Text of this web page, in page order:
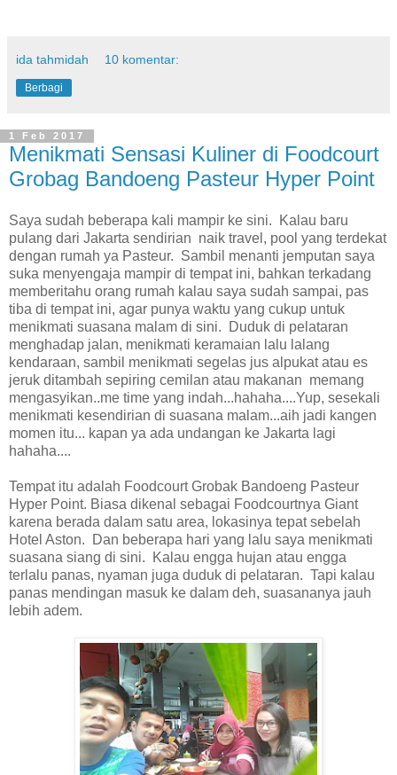
ida tahmidah 10 komentar:
Berbagi
1 Feb 2017
Menikmati Sensasi Kuliner di Foodcourt
Grobag Bandoeng Pasteur Hyper Point
Saya sudah beberapa kali mampir ke sini. Kalau baru
pulang dari Jakarta sendirian naik travel, pool yang terdekat
dengan rumah ya Pasteur. Sambil menanti jemputan saya
suka menyengaja mampir di tempat ini, bahkan terkadang
memberitahu orang rumah kalau saya sudah sampai, pas
tiba di tempat ini, agar punya waktu yang cukup untuk
menikmati suasana malam di sini. Duduk di pelataran
menghadap jalan, menikmati keramaian lalu lalang
kendaraan, sambil menikmati segelas jus alpukat atau es
jeruk ditambah sepiring cemilan atau makanan memang
mengasyikan..me time yang indah...hahaha....Yup, sesekali
menikmati kesendirian di suasana malam...aih jadi kangen
momen itu... kapan ya ada undangan ke Jakarta lagi
hahaha....
Tempat itu adalah Foodcourt Grobak Bandoeng Pasteur
Hyper Point. Biasa dikenal sebagai Foodcourtnya Giant
karena berada dalam satu area, lokasinya tepat sebelah
Hotel Aston. Dan beberapa hari yang lalu saya menikmati
suasana siang di sini. Kalau engga hujan atau engga
terlalu panas, nyaman juga duduk di pelataran. Tapi kalau
panas mendingan masuk ke dalam deh, suasananya jauh
lebih adem.